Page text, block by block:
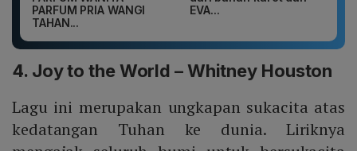
PARFUM PRIA WANGI
TAHAN...
EVA...
4. Joy to the World – Whitney Houston
Lagu ini merupakan ungkapan sukacita atas
kedatangan Tuhan ke dunia. Liriknya